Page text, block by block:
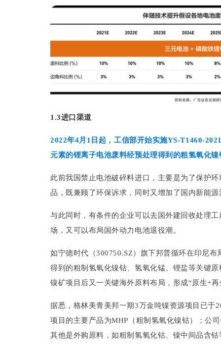
1.3进口渠道
2022年4月1日起，工信部开始实施YS-T1460-
元素的锂离子电池废料经预处理得到的粗氢氧化镍
此前我国禁止电池破碎料进口，主要是为了保护
品，既兼顾了环保诉求，同时又增加了国内新能
与此同时，有条件的企业可以去国外建回收处理
场，又可以布局国外动力电池退役潮。
如宁德时代（300750.SZ）旗下邦普循环在印尼
得到的粗制氢氧化镍钴、氢氧化锰、锂盐等关键
镍矿项目后又一关键海外原料布局，形成“原生+
据悉，格林美青美邦一期3万金吨镍资源项目已于
项目的主要产品为MHP（粗制氢氧化镍钴）；公
其他是外购原料，如粗制氢氧化钴、镍中间品含钴